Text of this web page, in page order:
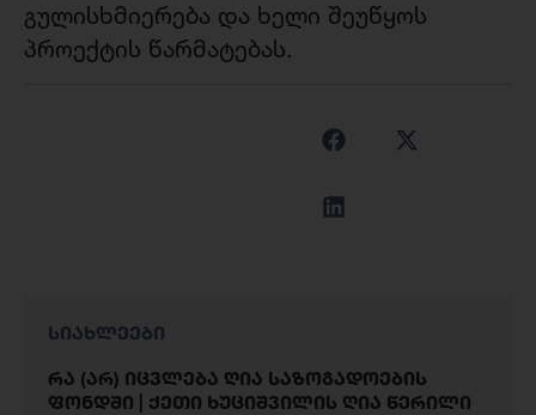
გულისხმიერება და ხელი შეუწყოს
პროექტის წარმატებას.
სიახლეები
რა (არ) იცვლება ღია საზოგადოების
ფონდში | ქეთი ხუციშვილის ღია წერილი